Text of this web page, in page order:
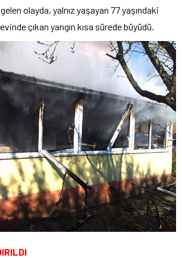
olayda, yalnız yaşayan 77 yaşındaki
çıkan yangın kısa sürede büyüdü.